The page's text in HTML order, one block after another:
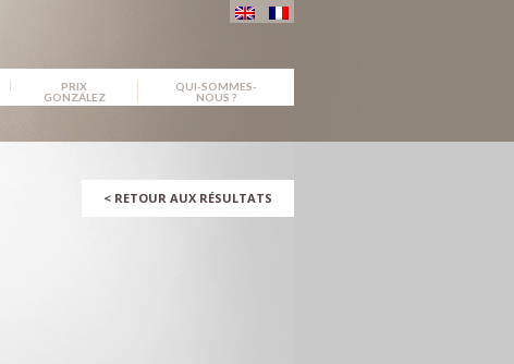
PRIX
GONZÁLEZ
QUI-SOMMES-
NOUS ?
< RETOUR AUX RÉSULTATS